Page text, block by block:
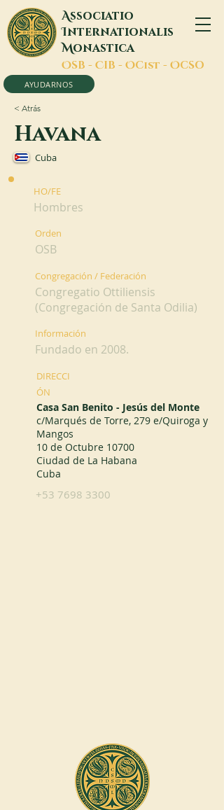
Associatio
Internationalis
Monastica
OSB - CIB - OCist - OCSO
AYUDARNOS
< Atrás
Havana
Cuba
HO/FE
Hombres
Orden
OSB
Congregación / Federación
Congregatio Ottiliensis
(Congregación de Santa Odilia)
Información
Fundado en 2008.
DIRECCI
ÓN
Casa San Benito - Jesús del Monte
c/Marqués de Torre, 279 e/Quiroga y
Mangos
10 de Octubre 10700
Ciudad de La Habana
Cuba
+53 7698 3300